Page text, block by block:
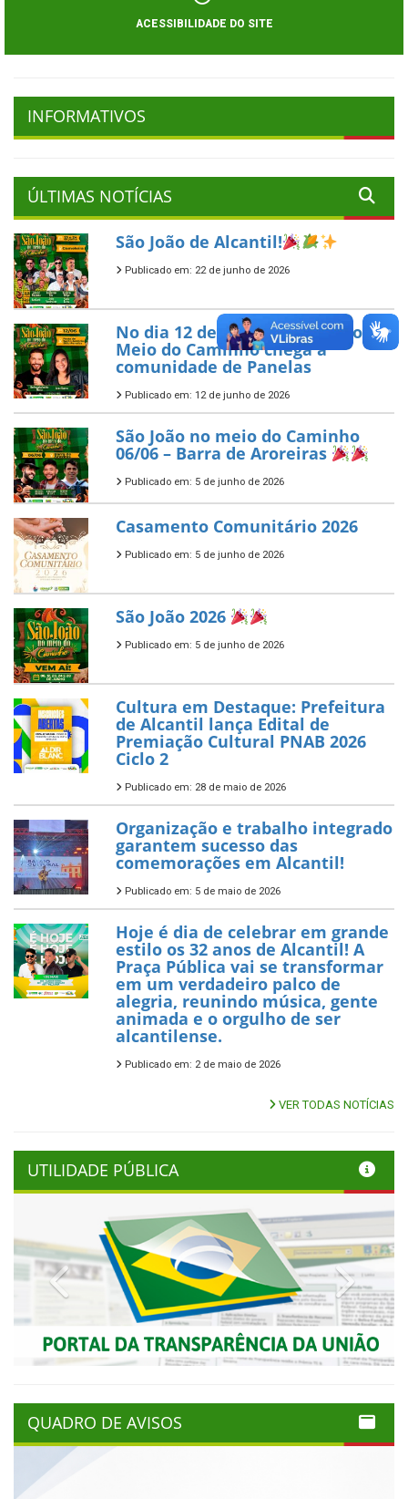
ACESSIBILIDADE DO SITE
INFORMATIVOS
ÚLTIMAS NOTÍCIAS
São João de Alcantil!
Publicado em: 22 de junho de 2026
No dia 12 de junho, o São João no
Meio do Caminho chega à
comunidade de Panelas
Publicado em: 12 de junho de 2026
São João no meio do Caminho
06/06 – Barra de Aroreiras
Publicado em: 5 de junho de 2026
Casamento Comunitário 2026
Publicado em: 5 de junho de 2026
São João 2026
Publicado em: 5 de junho de 2026
Cultura em Destaque: Prefeitura
de Alcantil lança Edital de
Premiação Cultural PNAB 2026
Ciclo 2
Publicado em: 28 de maio de 2026
Organização e trabalho integrado
garantem sucesso das
comemorações em Alcantil!
Publicado em: 5 de maio de 2026
Hoje é dia de celebrar em grande
estilo os 32 anos de Alcantil! A
Praça Pública vai se transformar
em um verdadeiro palco de
alegria, reunindo música, gente
animada e o orgulho de ser
alcantilense.
Publicado em: 2 de maio de 2026
VER TODAS NOTÍCIAS
UTILIDADE PÚBLICA
Previous Next
QUADRO DE AVISOS